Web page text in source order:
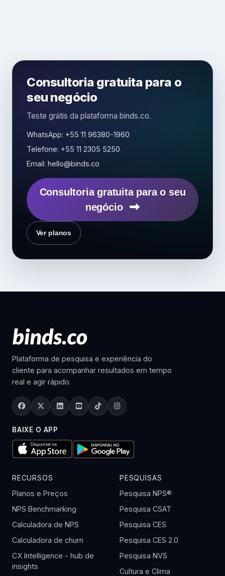
Consultoria gratuita para o
seu negócio
Teste grátis da plataforma binds.co.
WhatsApp: +55 11 96380-1960
Telefone: +55 11 2305 5250
Email: hello@binds.co
Consultoria gratuita para o seu
negócio
Ver planos
Plataforma de pesquisa e experiência do
cliente para acompanhar resultados em tempo
real e agir rápido.
BAIXE O APP
RECURSOS
Planos e Preços
NPS Benchmarking
Calculadora de NPS
Calculadora de churn
CX Intelligence - hub de
insights
PESQUISAS
Pesquisa NPS®
Pesquisa CSAT
Pesquisa CES
Pesquisa CES 2.0
Pesquisa NVS
Cultura e Clima